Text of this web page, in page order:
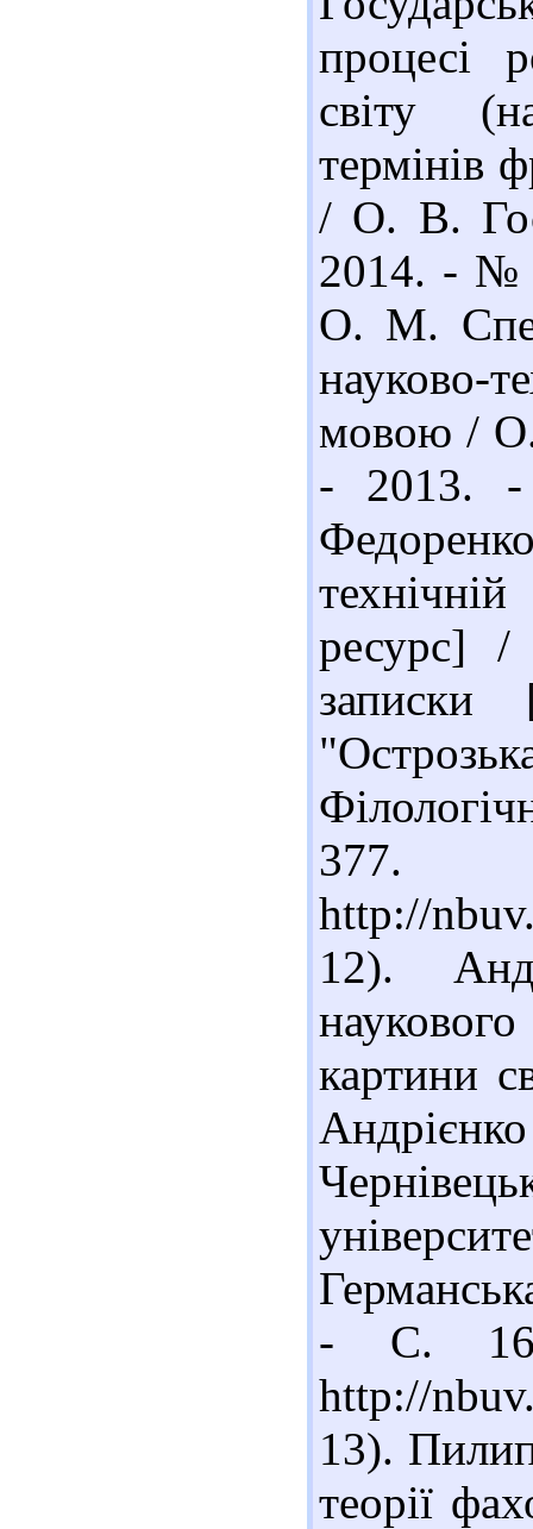
процесі
світу
термінів
/ О. В.
2014. - №
О. М.
науково-
мовою / О.
- 2013.
ресурс]
записки
377.
http://
12).
картини
- С.
http://
13).
теорії